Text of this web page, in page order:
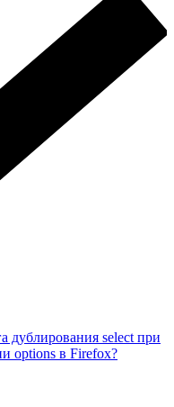
дублирования select при
options в Firefox?